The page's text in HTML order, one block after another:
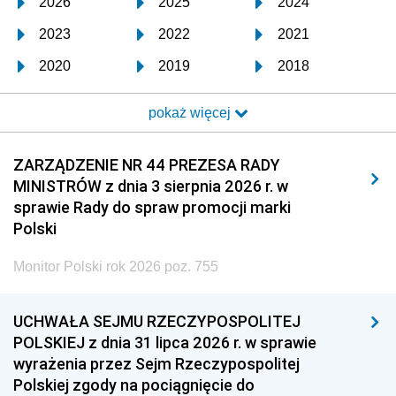
2023 2022 2021
2020 2019 2018
2017 2016 2015
2014 2013 2012
2011 2010 2009
2008 2007 2006
2005
1996 1995 1994
1993 1992 1991
1990 1989
pokaż więcej
ZARZĄDZENIE NR 44 PREZESA RADY
MINISTRÓW z dnia 3 sierpnia 2026 r. w
sprawie Rady do spraw promocji marki
Polski
Monitor Polski rok 2026 poz. 755
UCHWAŁA SEJMU RZECZYPOSPOLITEJ
POLSKIEJ z dnia 31 lipca 2026 r. w sprawie
wyrażenia przez Sejm Rzeczypospolitej
Polskiej zgody na pociągnięcie do